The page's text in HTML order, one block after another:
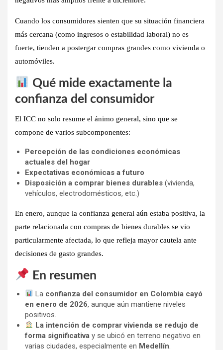
Cuando los consumidores sienten que su situación financiera
más cercana (como ingresos o estabilidad laboral) no es
fuerte, tienden a postergar compras grandes como vivienda o
automóviles.
Qué mide exactamente la
confianza del consumidor
El ICC no solo resume el ánimo general, sino que se
compone de varios subcomponentes:
Percepción de las condiciones económicas
actuales del hogar
Expectativas económicas a futuro
Disposición a comprar bienes durables (vivienda,
vehículos, electrodomésticos, etc.)
En enero, aunque la confianza general aún estaba positiva, la
parte relacionada con compras de bienes durables se vio
particularmente afectada, lo que refleja mayor cautela ante
decisiones de gasto grandes.
En resumen
La confianza del consumidor en Colombia cayó
en enero de 2026, aunque aún mantiene niveles
positivos.
La intención de comprar vivienda se redujo de
forma significativa y se ubicó en terreno negativo en
varias ciudades, especialmente en Medellín.